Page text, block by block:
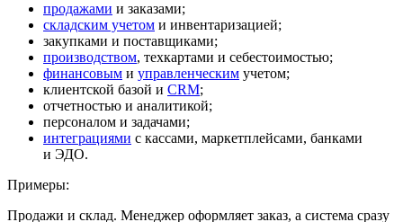
продажами и заказами;
складским учетом и инвентаризацией;
закупками и поставщиками;
производством, техкартами и себестоимостью;
финансовым и управленческим учетом;
клиентской базой и CRM;
отчетностью и аналитикой;
персоналом и задачами;
интеграциями с кассами, маркетплейсами, банками
и ЭДО.
Примеры:
Продажи и склад. Менеджер оформляет заказ, а система сразу